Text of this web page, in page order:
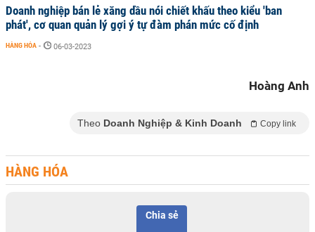
Doanh nghiệp bán lẻ xăng dầu nói chiết khấu theo kiểu 'ban
phát', cơ quan quản lý gợi ý tự đàm phán mức cố định
HÀNG HÓA - 06-03-2023
Hoàng Anh
Theo Doanh Nghiệp & Kinh Doanh Copy link
HÀNG HÓA
Chia sẻ